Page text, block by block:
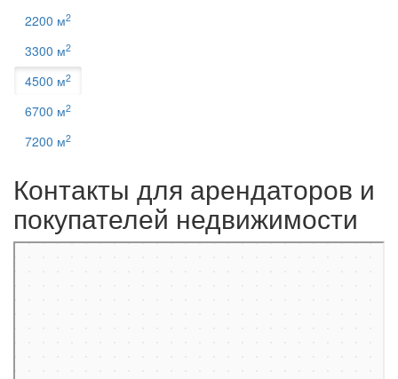
2200 м2
3300 м2
4500 м2
6700 м2
7200 м2
Контакты для арендаторов и
покупателей недвижимости